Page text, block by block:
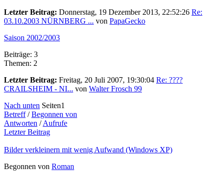
Letzter Beitrag: Donnerstag, 19 Dezember 2013, 22:52:26 Re:
03.10.2003 NÜRNBERG ... von PapaGecko
Saison 2002/2003
Beiträge: 3
Themen: 2
Letzter Beitrag: Freitag, 20 Juli 2007, 19:30:04 Re: ????
CRAILSHEIM - NI... von Walter Frosch 99
Nach unten Seiten1
Betreff/Begonnen von
Antworten /Aufrufe
Letzter Beitrag
Bilder verkleinern mit wenig Aufwand (Windows XP)
Begonnen von Roman